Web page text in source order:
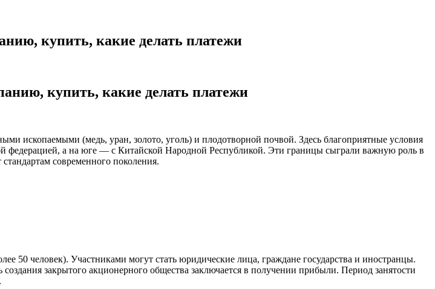
купить, какие делать платежи
купить, какие делать платежи
ископаемыми (медь, уран, золото, уголь) и плодотворной почвой. Здесь благоприятные условия
федерацией, а на юге — с Китайской Народной Республикой. Эти границы сыграли важную роль в
современного поколения.
50 человек). Участниками могут стать юридические лица, граждане государства и иностранцы.
закрытого акционерного общества заключается в получении прибыли. Период занятости